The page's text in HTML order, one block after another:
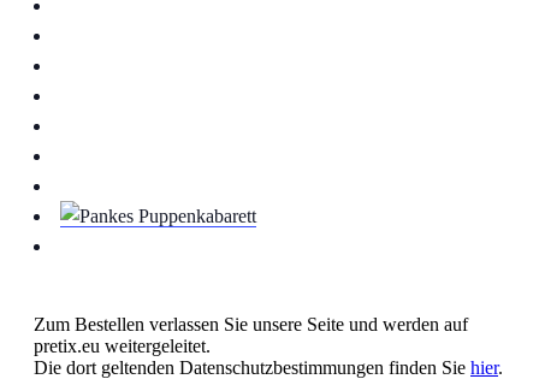
Zum Bestellen verlassen Sie unsere Seite und werden auf
pretix.eu weitergeleitet.
Die dort geltenden Datenschutzbestimmungen finden Sie hier.